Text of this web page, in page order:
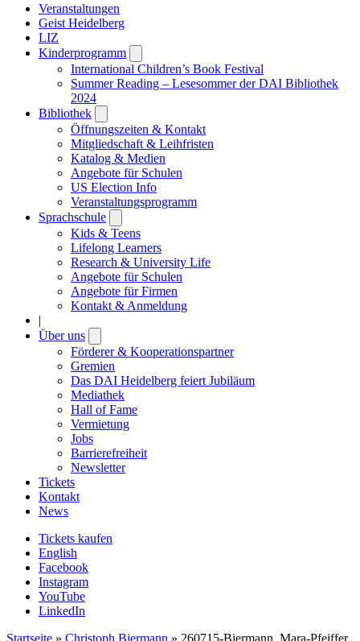
Veranstaltungen
Geist Heidelberg
LIZ
Kinderprogramm
submenu
International Children’s Book Festival
Summer Reading – Lesesommer der DAI Bibliothek
2024
Bibliothek
submenu
Öffnungszeiten & Kontakt
Mitgliedschaft & Leihfristen
Katalog & Medien
Angebote für Schulen
US Election Info
Veranstaltungsprogramm
Sprachschule
submenu
Kids & Teens
Lifelong Learners
Research & University Life
Angebote für Schulen
Angebote für Firmen
Kontakt & Anmeldung
|
Über uns
submenu
Förderer & Kooperationspartner
Gremien
Das DAI Heidelberg feiert Jubiläum
Mediathek
Hall of Fame
Vermietung
Jobs
Barrierefreiheit
Newsletter
Tickets
Kontakt
News
Tickets kaufen
English
Facebook
Instagram
YouTube
LinkedIn
Startseite » Christoph Biermann » 260715-Biermann_Mara-Pfeiffer